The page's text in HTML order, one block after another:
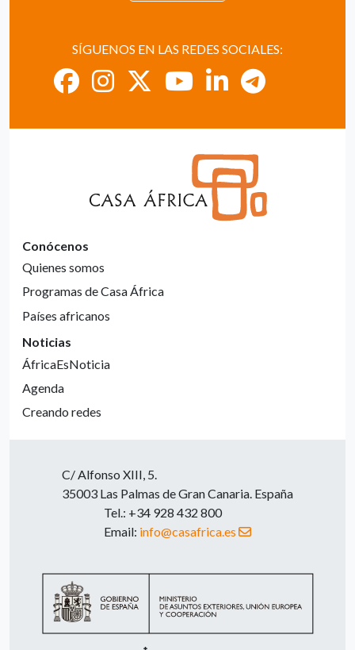
SÍGUENOS EN LAS REDES SOCIALES:
Conócenos
Quienes somos
Programas de Casa África
Países africanos
Noticias
ÁfricaEsNoticia
Agenda
Creando redes
C/ Alfonso XIII, 5.
35003 Las Palmas de Gran Canaria. España
Tel.: +34 928 432 800
Email: info@casafrica.es